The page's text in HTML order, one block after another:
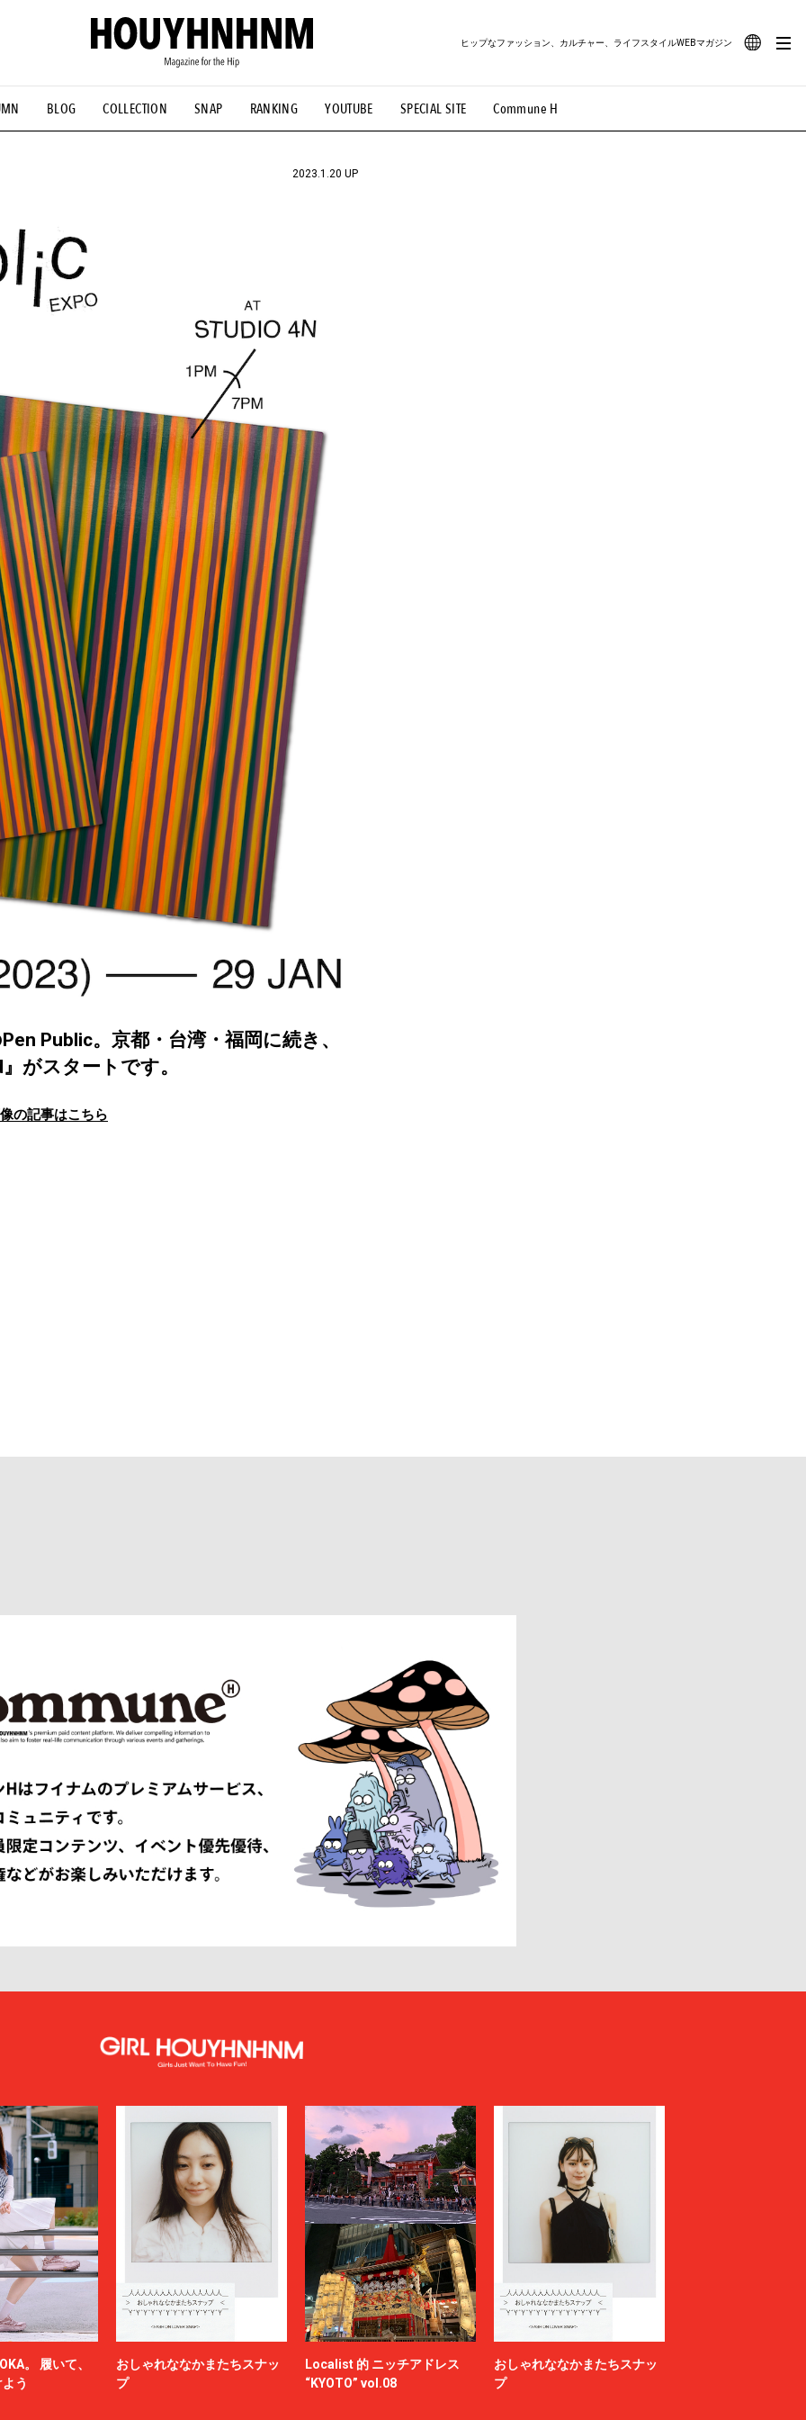
BLOG COLLECTION SNAP RANKING YOUTUBE SPECIAL SITE Commune H
ヒップなファッション、カルチャー、ライフスタイルWEBマガジン
#古着サミット #NEW VINTAGE #マイナーグッド図鑑 #路地裏てぃーん。 #MONTHLY JOURNAL
#FOCUS IT #AH.H #ととけん #FASHION #MUSIC #MOVIE #LIFESTYLE #SNEAKER #OUTDOOR
2023.1.20 UP
Public。京都・台湾・福岡に続き、
がスタートです。
の記事はこちら
。 履いて、
う
おしゃれななかまたちスナッ
プ
Localist 的 ニッチアドレス
“KYOTO” vol.08
おしゃれななかまたちスナッ
プ